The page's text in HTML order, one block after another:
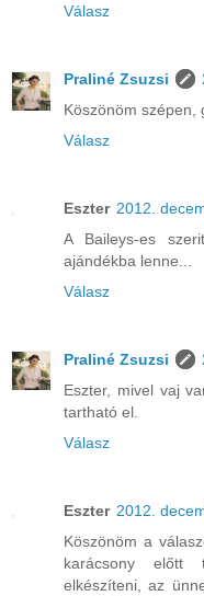
Válasz
Praliné Zsuzsi
Köszönöm szépen,
Válasz
Eszter 2012.
A Baileys-es
ajándékba lenne...
Válasz
Praliné Zsuzsi
Eszter, mivel vaj
tartható el.
Válasz
Eszter 2012.
Köszönöm a
karácsony előtt
elkészíteni, az